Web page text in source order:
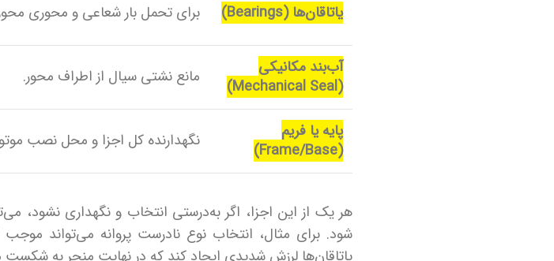
یاتاقان‌ها (Bearings) برای تحمل بار شعاعی و محوری
آب‌بند مکانیکی
(Mechanical Seal)
مانع نشتی سیال از اطراف محور.
پایه یا فریم
(Frame/Base)
نگهدارنده کل اجزا و محل نصب
هر یک از این اجزا، اگر به‌درستی انتخاب و نگهداری نشود،
شود. برای مثال، انتخاب نوع نادرست پروانه می‌تواند
یاتاقان‌ها لرزش شدیدی ایجاد کند که در نهایت منجر به شکست